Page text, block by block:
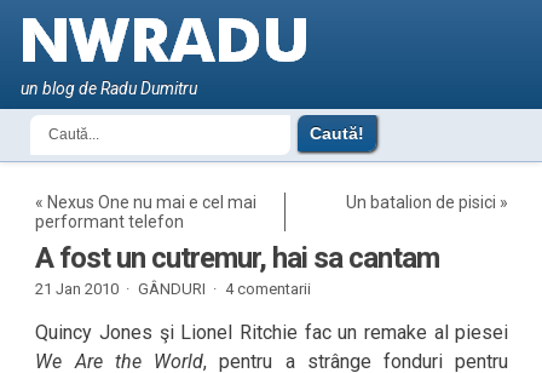
un blog de Radu Dumitru
« Nexus One nu mai e cel mai
performant telefon
Un batalion de pisici »
A fost un cutremur, hai sa cantam
21 Jan 2010 · GÂNDURI · 4 comentarii
Quincy Jones şi Lionel Ritchie fac un remake al piesei
We Are the World, pentru a strânge fonduri pentru